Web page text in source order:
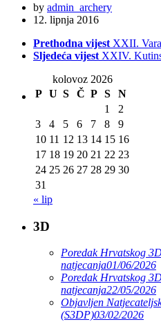
by admin_archery
12. lipnja 2016
Prethodna vijest XXII.
Sljedeća vijest XXIV.
kolovoz 2026
P U S Č P S
N
1
2
3
4 5 6 7 8
9
10 11 12 13 14 15 16
17 18 19 20 21 22 23
24 25 26 27 28 29 30
31
« lip
3D
Poredak Hrvatskog
natjecanja01/06/2026
Poredak Hrvatskog
natjecanja22/05/2026
Objavljen
(S3DP)03/02/2026